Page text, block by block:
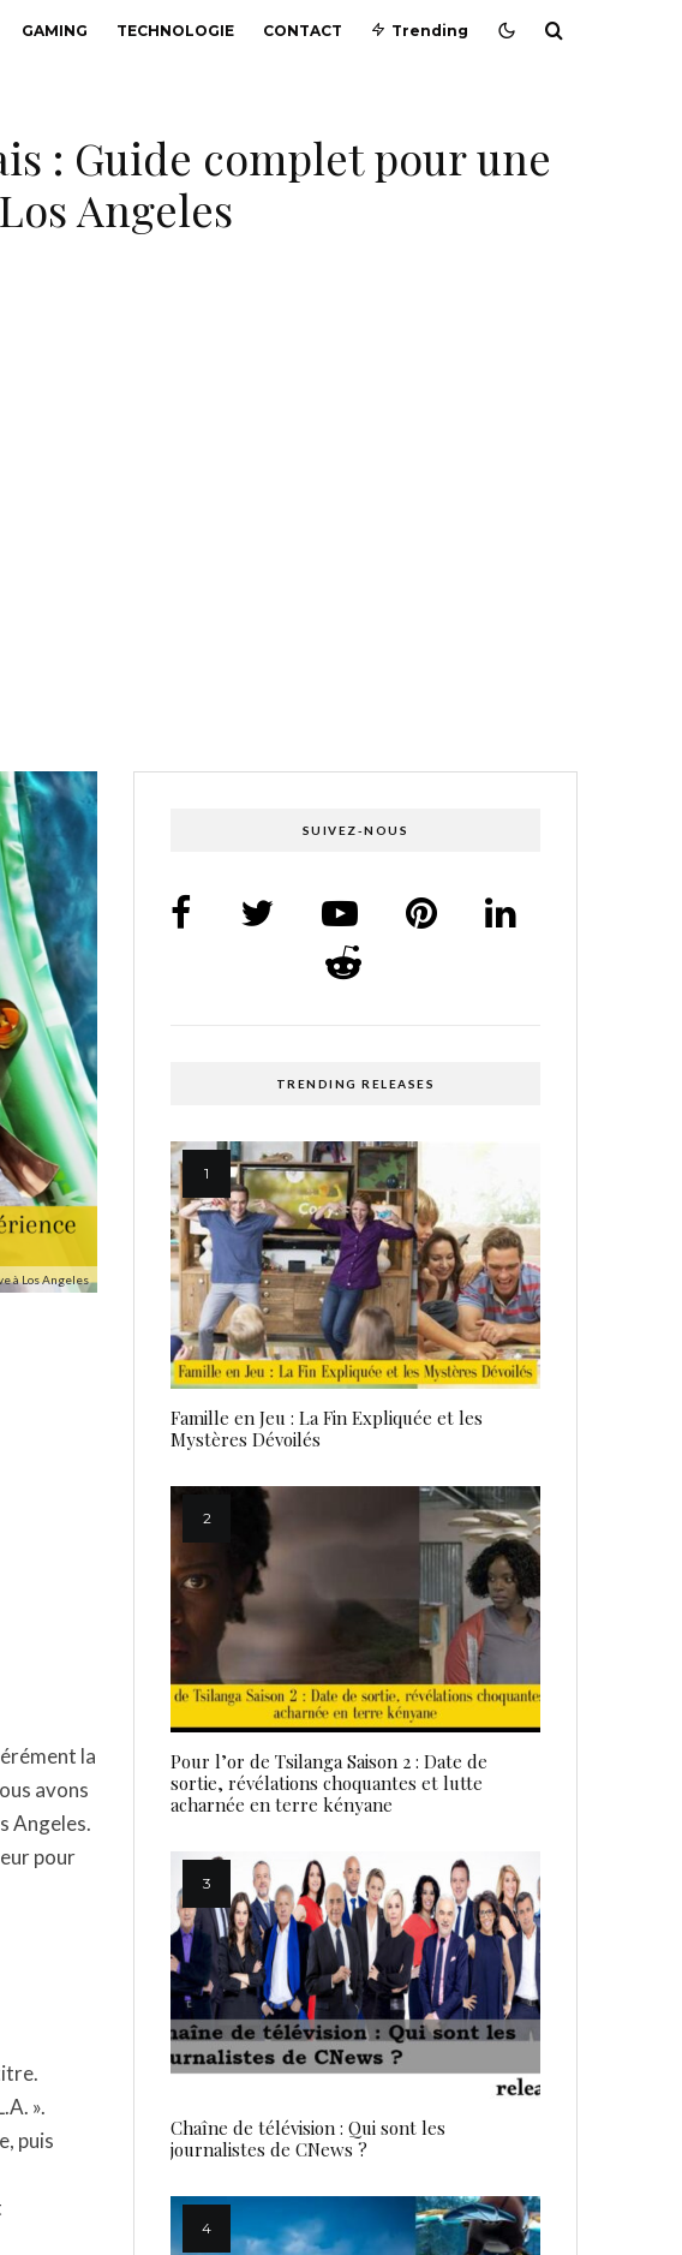
GAMING TECHNOLOGIE CONTACT Trending
: Guide complet pour une
Angeles
à Los Angeles
la
avons
Angeles.
pour
».
puis
SUIVEZ-NOUS
TRENDING RELEASES
Famille en Jeu : La Fin Expliquée et les
Mystères Dévoilés
Pour l’or de Tsilanga Saison 2 : Date de
sortie, révélations choquantes et lutte
acharnée en terre kényane
Chaîne de télévision : Qui sont les
journalistes de CNews ?